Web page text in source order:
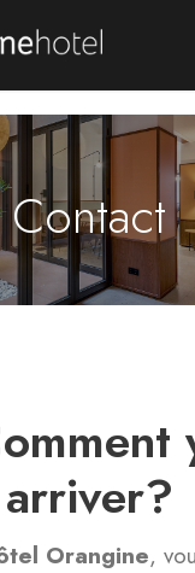
Contact
arriver?
Orangine,